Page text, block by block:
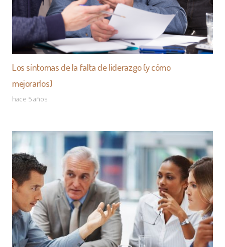
Los síntomas de la falta de liderazgo (y cómo
mejorarlos)
hace 5 años